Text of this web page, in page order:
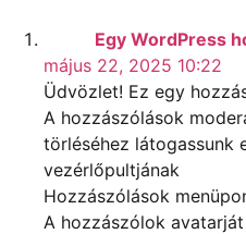
Egy WordPress
május 22, 2025 10:22
Üdvözlet! Ez egy
A hozzászólások
törléséhez látogassunk
vezérlőpultjának
Hozzászólások
A hozzászólok